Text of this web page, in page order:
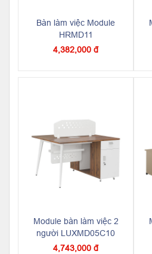
Bàn làm việc Module
HRMD11
4,382,000 đ
Module bàn làm việc 2
người LUXMD05C10
4,743,000 đ